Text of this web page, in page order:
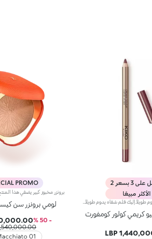
3 بسعر 2
الأكثر مبيعًا
كريمي كولور كومفورت
PROMO %
لومي برونزر سن
- 50 %
LBP
LBP
01 Macchiato